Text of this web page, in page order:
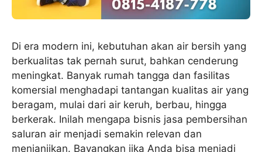
Di era modern ini, kebutuhan akan air bersih yang
berkualitas tak pernah surut, bahkan cenderung
meningkat. Banyak rumah tangga dan fasilitas
komersial menghadapi tantangan kualitas air yang
beragam, mulai dari air keruh, berbau, hingga
berkerak. Inilah mengapa bisnis jasa pembersihan
saluran air menjadi semakin relevan dan
menjanjikan. Bayangkan jika Anda bisa menjadi